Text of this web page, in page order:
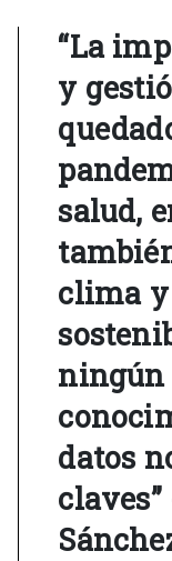
“La
y
salud,
clima
ningún
datos